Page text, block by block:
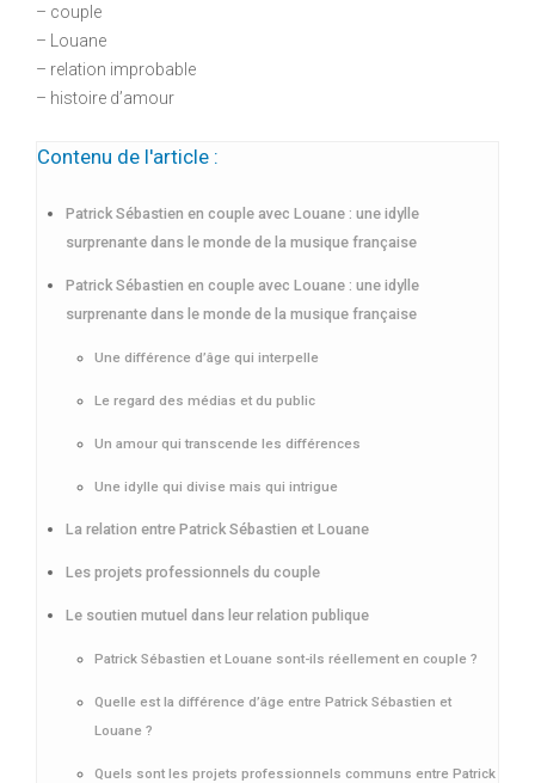
– couple
– Louane
– relation improbable
– histoire d’amour
Contenu de l'article :
Patrick Sébastien en couple avec Louane : une idylle
surprenante dans le monde de la musique française
Patrick Sébastien en couple avec Louane : une idylle
surprenante dans le monde de la musique française
Une différence d’âge qui interpelle
Le regard des médias et du public
Un amour qui transcende les différences
Une idylle qui divise mais qui intrigue
La relation entre Patrick Sébastien et Louane
Les projets professionnels du couple
Le soutien mutuel dans leur relation publique
Patrick Sébastien et Louane sont-ils réellement en couple ?
Quelle est la différence d’âge entre Patrick Sébastien et
Louane ?
Quels sont les projets professionnels communs entre Patrick